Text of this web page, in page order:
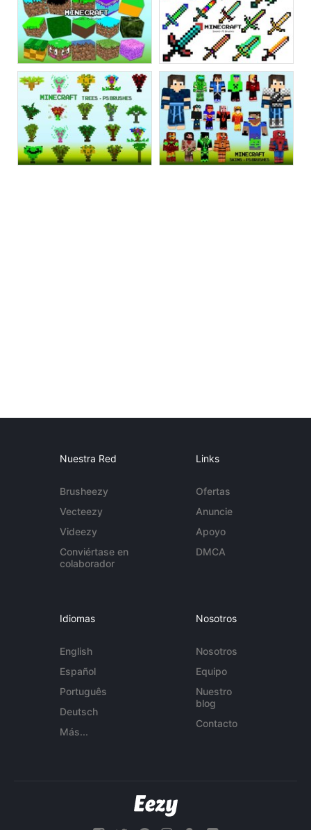
Nuestra Red
Brusheezy
Vecteezy
Videezy
Conviértase en
colaborador
Links
Ofertas
Anuncie
Apoyo
DMCA
Idiomas
English
Español
Português
Deutsch
Más...
Nosotros
Nosotros
Equipo
Nuestro
blog
Contacto